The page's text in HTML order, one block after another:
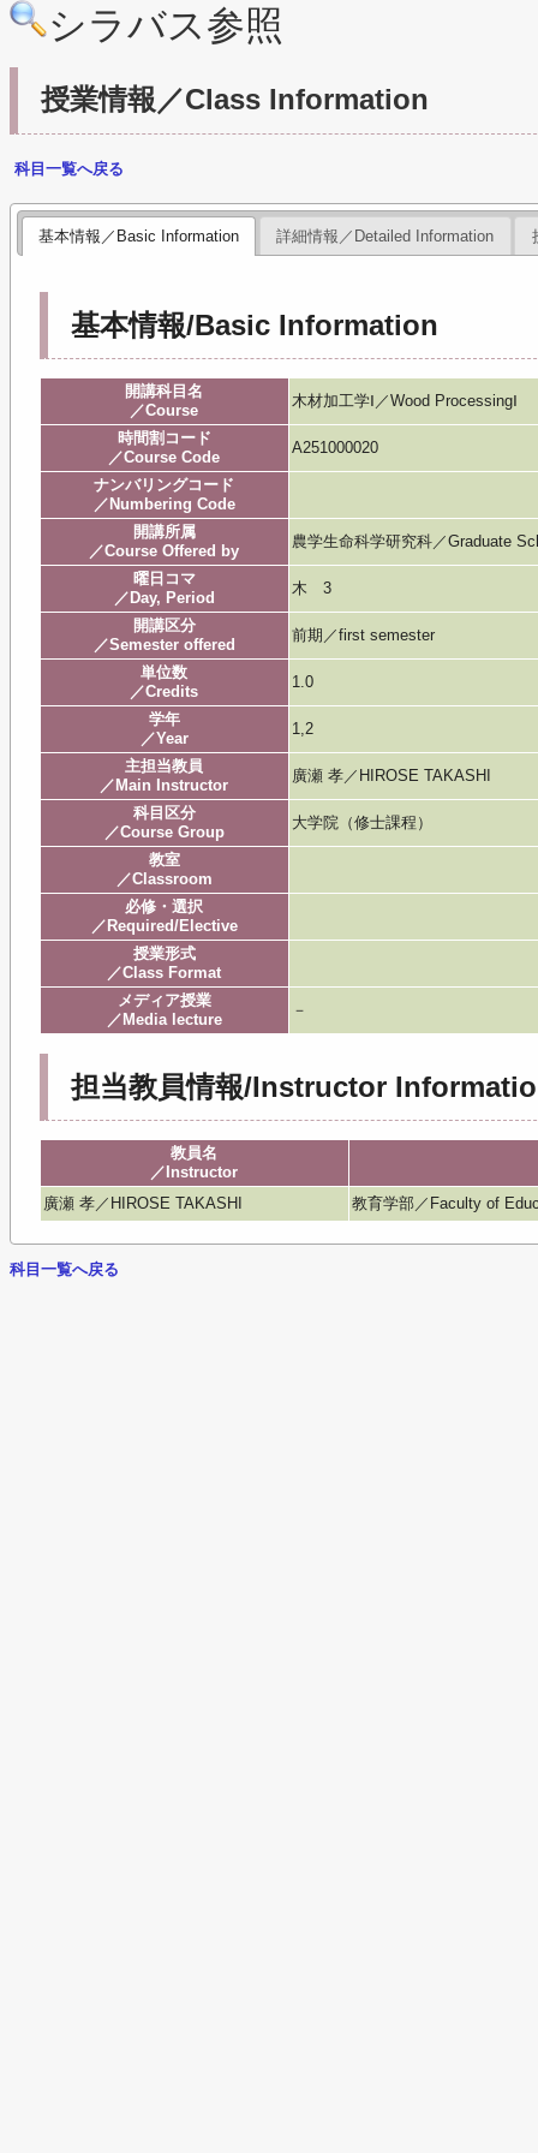
シラバス参照
授業情報／Class Information
科目一覧へ戻る
基本情報／Basic Information 詳細情報／Detailed Information
基本情報/Basic Information
開講科目名
／Course
木材加工学Ⅰ／Wood ProcessingⅠ
時間割コード
／Course Code
A251000020
ナンバリングコード
／Numbering Code
開講所属
／Course Offered by
農学生命科学研究科／Graduate
曜日コマ
／Day, Period
木 3
開講区分
／Semester offered
前期／first semester
単位数
／Credits
1.0
学年
／Year
1,2
主担当教員
／Main Instructor
廣瀬 孝／HIROSE TAKASHI
科目区分
／Course Group
大学院（修士課程）
教室
／Classroom
必修・選択
／Required/Elective
授業形式
／Class Format
メディア授業
／Media lecture
－
担当教員情報/Instructor
教員名
／Instructor
廣瀬 孝／HIROSE TAKASHI
教育学部／Faculty of
科目一覧へ戻る